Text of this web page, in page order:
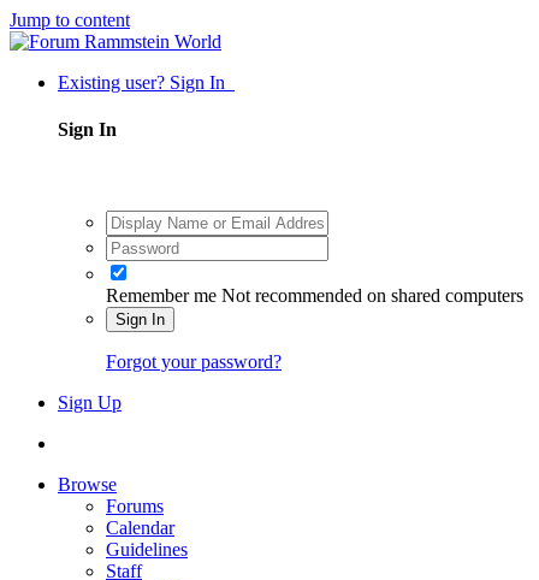
Jump to content
Existing user? Sign In
Sign In
Remember me Not recommended on shared computers
Sign In
Forgot your password?
Sign Up
Browse
Forums
Calendar
Guidelines
Staff